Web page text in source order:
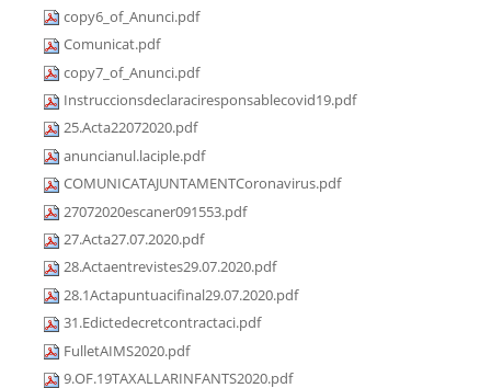
copy6_of_Anunci.pdf
Comunicat.pdf
copy7_of_Anunci.pdf
Instruccionsdeclaraciresponsablecovid19.pdf
25.Acta22072020.pdf
anuncianul.laciple.pdf
COMUNICATAJUNTAMENTCoronavirus.pdf
27072020escaner091553.pdf
27.Acta27.07.2020.pdf
28.Actaentrevistes29.07.2020.pdf
28.1Actapuntuacifinal29.07.2020.pdf
31.Edictedecretcontractaci.pdf
FulletAIMS2020.pdf
9.OF.19TAXALLARINFANTS2020.pdf